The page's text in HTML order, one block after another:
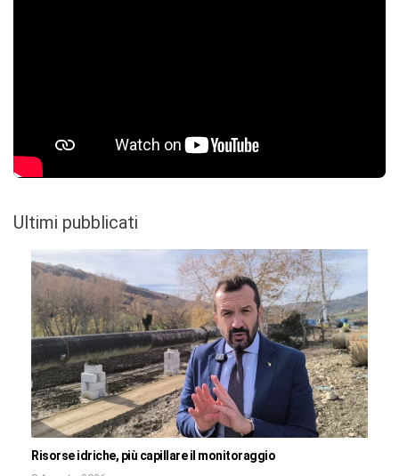
Ultimi pubblicati
Risorse idriche, più capillare il monitoraggio